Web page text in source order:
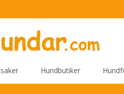
Hundbutiker